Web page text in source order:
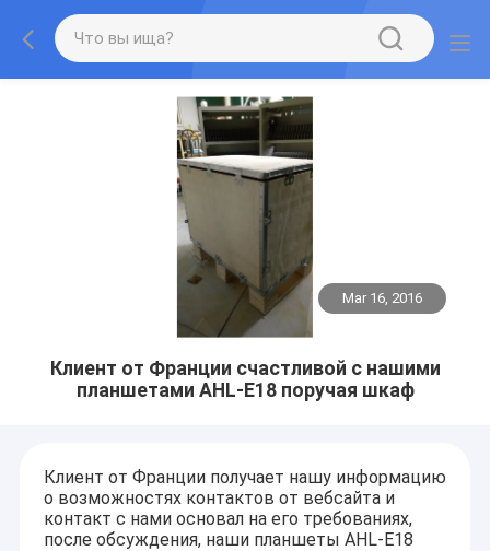
Mar 16, 2016
Клиент от Франции счастливой с нашими
планшетами AHL-E18 поручая шкаф
Клиент от Франции получает нашу информацию
о возможностях контактов от вебсайта и
контакт с нами основал на его требованиях,
после обсуждения, наши планшеты AHL-E18